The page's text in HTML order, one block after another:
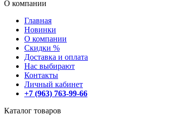
О компании
Главная
Новинки
О компании
Скидки %
Доставка и оплата
Нас выбирают
Контакты
Личный кабинет
+7 (963) 763-99-66
Каталог товаров